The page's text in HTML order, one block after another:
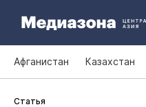
Афганистан Казахстан
Статья